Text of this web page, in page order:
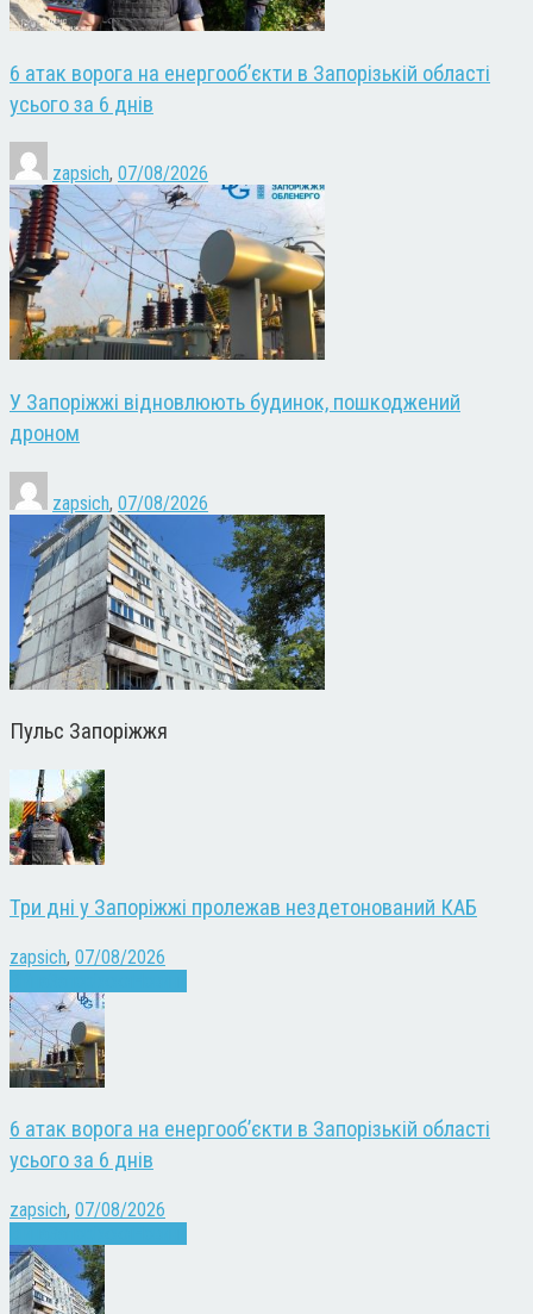
6 атак ворога на енергооб’єкти в Запорізькій області
усього за 6 днів
zapsich, 07/08/2026
У Запоріжжі відновлюють будинок, пошкоджений
дроном
zapsich, 07/08/2026
Пульс Запоріжжя
Три дні у Запоріжжі пролежав нездетонований КАБ
zapsich, 07/08/2026
6 атак ворога на енергооб’єкти в Запорізькій області
усього за 6 днів
zapsich, 07/08/2026